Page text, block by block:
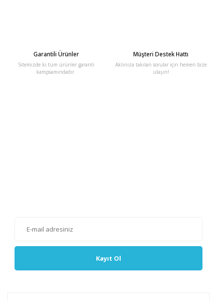
Garantili Ürünler
Sitemizde ki tüm ürünler garanti
kampsamındadır.
Müşteri Destek Hattı
Aklınıza takılan sorular için hemen bize
ulaşın!
Kayıt Ol